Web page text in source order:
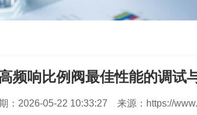
频响比例阀最佳性能的调试
： 2026-05-22 10:33:27 来源： https://